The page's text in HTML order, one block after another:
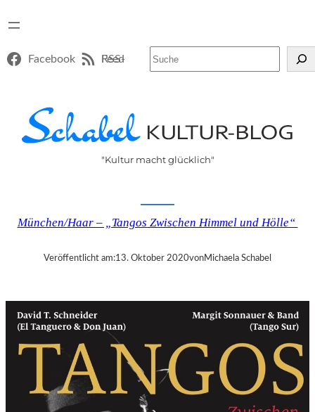
Facebook RSS-Feed
"Kultur macht glücklich"
München/Haar – „Tangos Zwischen Himmel und Hölle“
Veröffentlicht am:13. Oktober 2020vonMichaela Schabel